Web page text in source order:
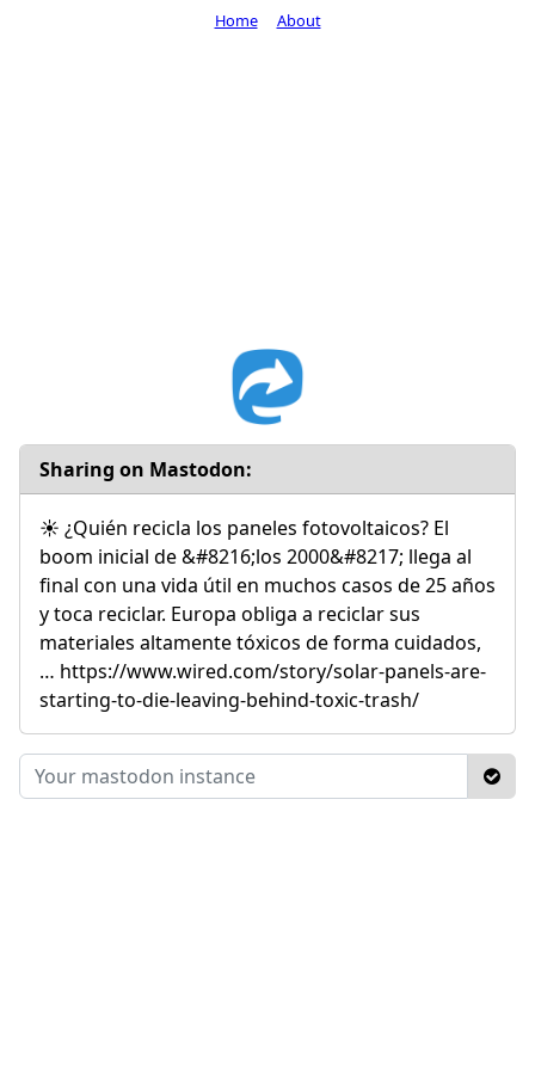
Sharing on Mastodon:
☀ ¿Quién recicla los paneles fotovoltaicos? El
boom inicial de &#8216;los 2000&#8217; llega al
final con una vida útil en muchos casos de 25 años
y toca reciclar. Europa obliga a reciclar sus
materiales altamente tóxicos de forma cuidados,
… https://www.wired.com/story/solar-panels-are-
starting-to-die-leaving-behind-toxic-trash/
Home About